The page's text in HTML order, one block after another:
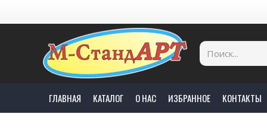
ГЛАВНАЯ КАТАЛОГ О НАС ИЗБРАННОЕ КОНТАКТЫ